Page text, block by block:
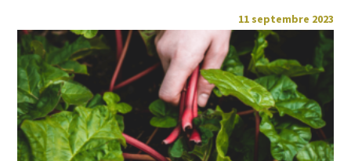
11 septembre 2023